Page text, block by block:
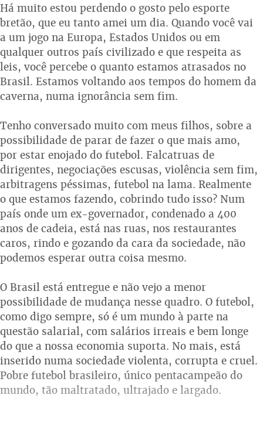
Há muito estou perdendo o gosto pelo esporte
bretão, que eu tanto amei um dia. Quando você vai
a um jogo na Europa, Estados Unidos ou em
qualquer outros país civilizado e que respeita as
leis, você percebe o quanto estamos atrasados no
Brasil. Estamos voltando aos tempos do homem da
caverna, numa ignorância sem fim.
Tenho conversado muito com meus filhos, sobre a
possibilidade de parar de fazer o que mais amo,
por estar enojado do futebol. Falcatruas de
dirigentes, negociações escusas, violência sem fim,
arbitragens péssimas, futebol na lama. Realmente
o que estamos fazendo, cobrindo tudo isso? Num
país onde um ex-governador, condenado a 400
anos de cadeia, está nas ruas, nos restaurantes
caros, rindo e gozando da cara da sociedade, não
podemos esperar outra coisa mesmo.
O Brasil está entregue e não vejo a menor
possibilidade de mudança nesse quadro. O futebol,
como digo sempre, só é um mundo à parte na
questão salarial, com salários irreais e bem longe
do que a nossa economia suporta. No mais, está
inserido numa sociedade violenta, corrupta e cruel.
Pobre futebol brasileiro, único pentacampeão do
mundo, tão maltratado, ultrajado e largado.